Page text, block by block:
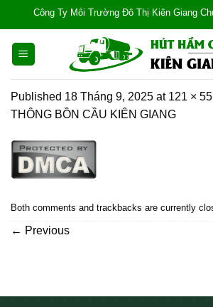
content
Công Ty Môi Trường Đô Thị Kiên Giang
Published 18 Tháng 9, 2025 at 121 × 55
THÔNG BỒN CẦU KIÊN GIANG
Both comments and trackbacks are currently
← Previous